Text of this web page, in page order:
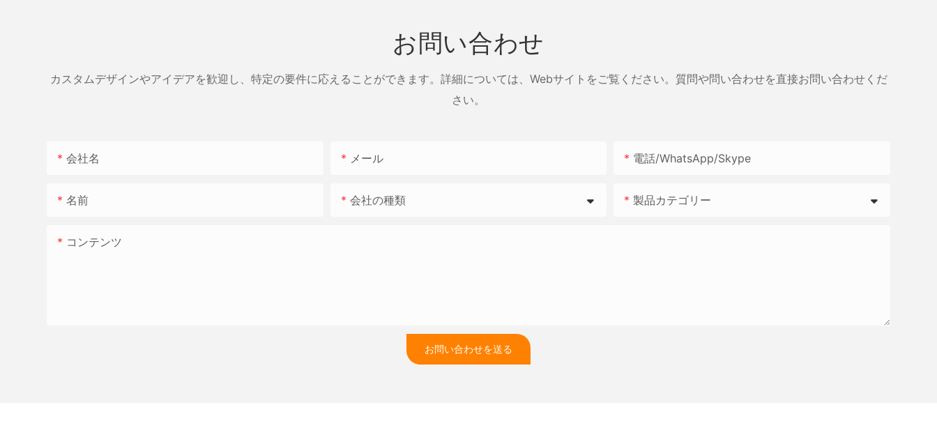
お問い合わせ
カスタムデザインやアイデアを歓迎し、特定の要件に応えることができます。詳細については、Webサイトをご覧ください。質問や問い合わせを直接お問い合わせくだ
さい。
会社名 メール 電話/WhatsApp/Skype
名前 会社の種類 製品カテゴリー
コンテンツ
お問い合わせを送る